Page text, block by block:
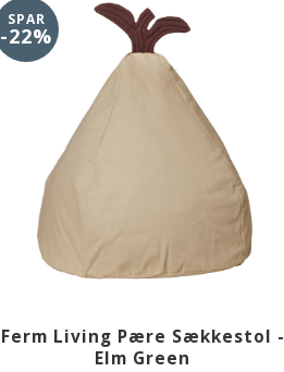
SPAR
-22%
Ferm Living Pære Sækkestol -
Elm Green